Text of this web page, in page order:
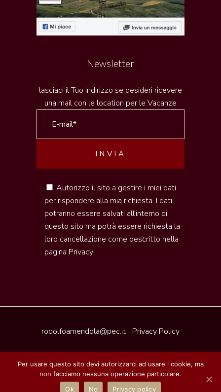
Newsletter
lasciaci il Tuo indirizzo se desideri ricevere
una mail con le location per le Vacanze
Autorizzo il sito a gestire i miei dati
per rispondere alla mia richiesta. I dati
potranno essere salvati all'interno di
questo sito ma potrà essere richiesta la
loro cancellazione come descritto nella
pagina Privacy
rodolfoamendola@pec.it | Privacy Policy
2020 © Pleasure of Tuscany | Realizzazione by
Piramedia
Per usare questo sito devi autorizzarci ad usare i cookie, ma
non facciamo nessuna operazione particolare.
Ok
No Privacy policy